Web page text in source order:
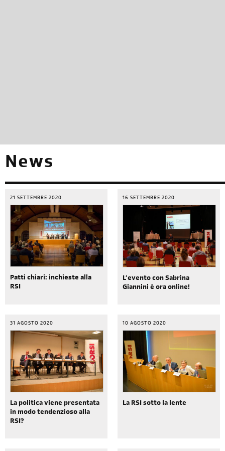
News
21 SETTEMBRE 2020
Patti chiari: inchieste alla
RSI
16 SETTEMBRE 2020
L’evento con Sabrina
Giannini è ora online!
31 AGOSTO 2020
La politica viene presentata
in modo tendenzioso alla
RSI?
10 AGOSTO 2020
La RSI sotto la lente